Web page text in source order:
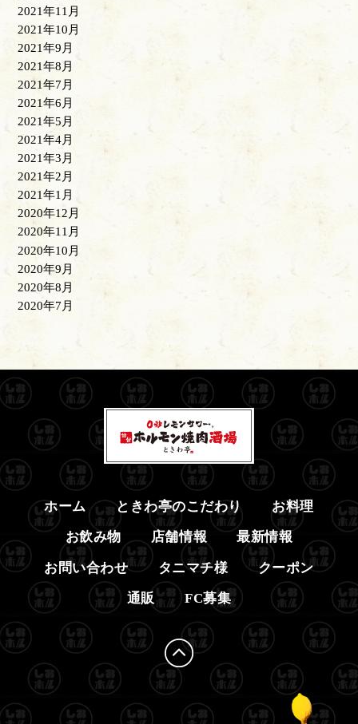
2021年11月
2021年10月
2021年9月
2021年8月
2021年7月
2021年6月
2021年5月
2021年4月
2021年3月
2021年2月
2021年1月
2020年12月
2020年11月
2020年10月
2020年9月
2020年8月
2020年7月
ホーム ときわ亭のこだわり お料理
お飲み物 店舗情報 最新情報
お問い合わせ タニマチ様 クーポン
通販 FC募集